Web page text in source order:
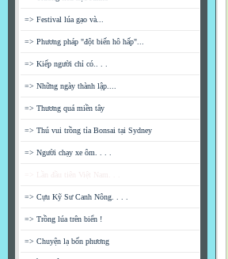
=> Festival lúa gạo và...
=> Phương pháp "đột biến hô hấp"...
=> Kiếp người chỉ có.. . .
=> Những ngày thành lập....
=> Thương quá miền tây
=> Thú vui trồng tỉa Bonsai tại Sydney
=> Người chạy xe ôm. . . .
=> Cựu Kỹ Sư Canh Nông. . . .
=> Trồng lúa trên biển !
=> Chuyện lạ bốn phương